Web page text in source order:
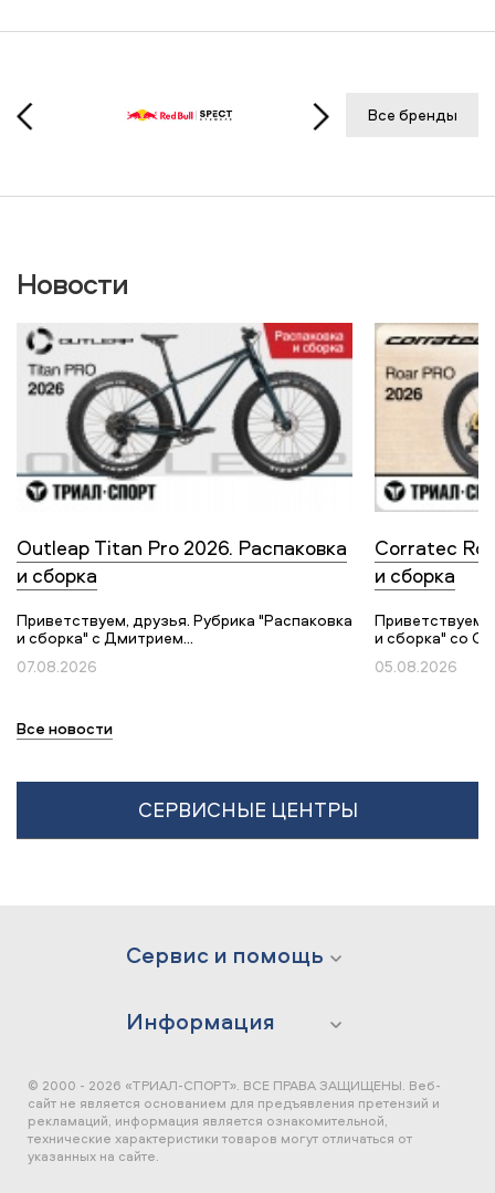
Все бренды
Новости
Outleap Titan Pro 2026. Распаковка
и сборка
Приветствуем, друзья. Рубрика "Распаковка
и сборка" с Дмитрием...
07.08.2026
Corratec
и сборка
Приветствуем,
и сборка" со
05.08.2026
Все новости
СЕРВИСНЫЕ ЦЕНТРЫ
Сервис и помощь
Информация
© 2000 - 2026 «ТРИАЛ-СПОРТ». ВСЕ ПРАВА ЗАЩИЩЕНЫ. Веб-
сайт не является основанием для предъявления претензий и
рекламаций, информация является ознакомительной,
технические характеристики товаров могут отличаться от
указанных на сайте.